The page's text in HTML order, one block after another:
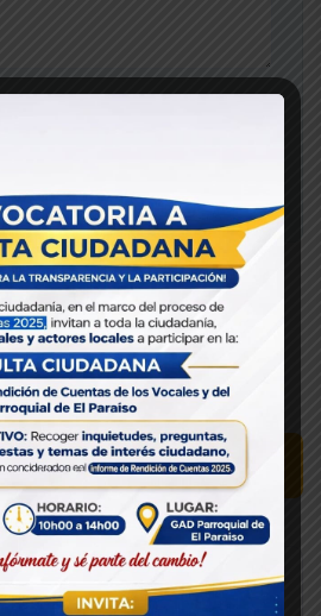
Buscar